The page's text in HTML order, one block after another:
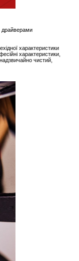
драйверами
характеристики
характеристики,
чистий,